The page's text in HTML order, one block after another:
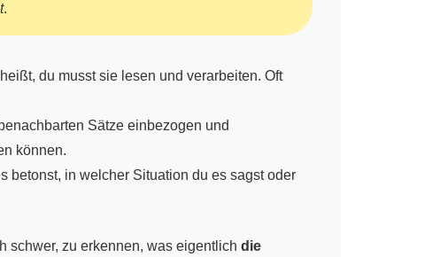
.
du musst sie lesen und verarbeiten. Oft
Sätze einbezogen und
können.
betonst, in welcher Situation du es sagst oder
schwer, zu erkennen, was eigentlich die